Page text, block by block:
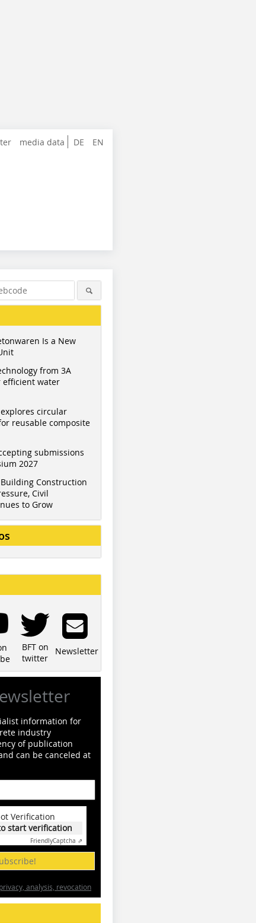
DE EN
media data
Is a New
from 3A
efficient water
explores circular
reusable composite
submissions
2027
Construction
Civil
to Grow
BFT on
twitter
Newsletter
information for
industry
of publication
can be canceled at
Verification
start verification
FriendlyCaptcha ⇗
analysis, revocation